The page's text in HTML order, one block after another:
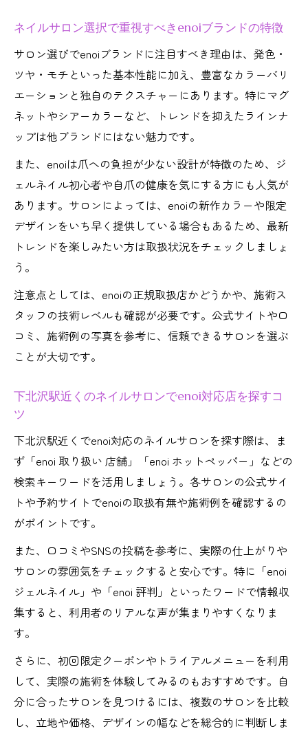
enoiジェルネイル対応サロンの選び方ガイ
ド
ネイルサロン選択で重視すべきenoiブランドの特徴
サロン選びでenoiブランドに注目すべき理由は、発色・
ツヤ・モチといった基本性能に加え、豊富なカラーバリ
エーションと独自のテクスチャーにあります。特にマグ
ネットやシアーカラーなど、トレンドを抑えたラインナ
ップは他ブランドにはない魅力です。
また、enoiは爪への負担が少ない設計が特徴のため、ジ
ェルネイル初心者や自爪の健康を気にする方にも人気が
あります。サロンによっては、enoiの新作カラーや限定
デザインをいち早く提供している場合もあるため、最新
トレンドを楽しみたい方は取扱状況をチェックしましょ
う。
注意点としては、enoiの正規取扱店かどうかや、施術ス
タッフの技術レベルも確認が必要です。公式サイトや口
コミ、施術例の写真を参考に、信頼できるサロンを選ぶ
ことが大切です。
下北沢駅近くのネイルサロンでenoi対応店を探すコ
ツ
下北沢駅近くでenoi対応のネイルサロンを探す際は、ま
ず「enoi 取り扱い 店舗」「enoi ホットペッパー」などの
検索キーワードを活用しましょう。各サロンの公式サイ
トや予約サイトでenoiの取扱有無や施術例を確認するの
がポイントです。
また、口コミやSNSの投稿を参考に、実際の仕上がりや
サロンの雰囲気をチェックすると安心です。特に「enoi
ジェルネイル」や「enoi 評判」といったワードで情報収
集すると、利用者のリアルな声が集まりやすくなりま
す。
さらに、初回限定クーポンやトライアルメニューを利用
して、実際の施術を体験してみるのもおすすめです。自
分に合ったサロンを見つけるには、複数のサロンを比較
し、立地や価格、デザインの幅などを総合的に判断しま